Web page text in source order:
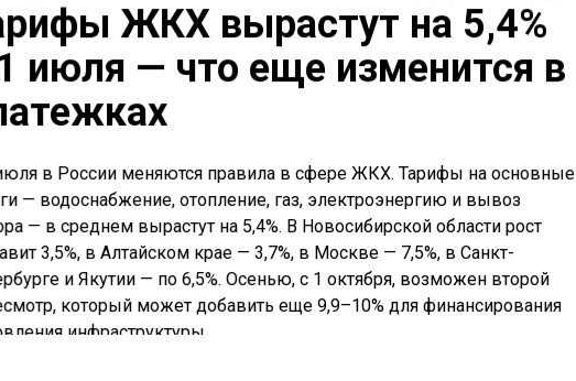
ЖКХ вырастут на 5,4%
июля — что еще изменится в
в России меняются правила в сфере ЖКХ. Тарифы на основные
— водоснабжение, отопление, газ, электроэнергию и вывоз
— в среднем вырастут на 5,4%. В Новосибирской области рост
3,5%, в Алтайском крае — 3,7%, в Москве — 7,5%, в Санкт-
и Якутии — по 6,5%. Осенью, с 1 октября, возможен второй
который может добавить еще 9,9–10% для финансирования
инфраструктуры.